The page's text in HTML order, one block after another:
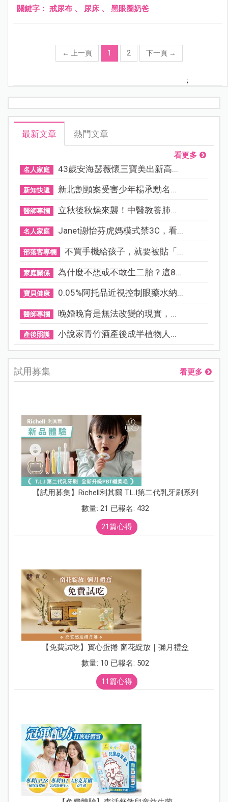
關鍵字： 戒尿布 、 尿床 、 黑眼圈奶爸
← 上一頁 1 2 下一頁 →
;
最新文章 熱門文章
看更多
名人家庭 43歲安海瑟薇懷三寶美出新高...
新知快遞 新北割頸案受害少年楊承勳名...
醫師專欄 立秋後秋燥來襲！中醫教養肺...
名人家庭 Janet謝怡芬虎媽模式禁3C，看...
部落客專欄 不買手機給孩子，就要被貼「...
家庭關係 為什麼不想或不敢生二胎？這8...
寶貝健康 0.05%阿托品近視控制眼藥水納...
醫師專欄 晚婚晚育是無法改變的現實，...
產後照護 小說家青竹酒產後成半植物人...
試用募集 看更多
【試用募集】Richell利其爾 T.L.I第二代乳牙刷系列
數量: 21 已報名: 432
21篇心得
【免費試吃】實心蛋捲 窗花綻放｜彌月禮盒
數量: 10 已報名: 502
11篇心得